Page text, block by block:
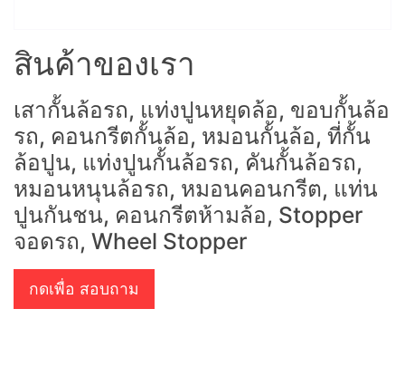
สินค้าของเรา
เสากั้นล้อรถ, แท่งปูนหยุดล้อ, ขอบกั้นล้อ
รถ, คอนกรีตกั้นล้อ, หมอนกั้นล้อ, ที่กั้น
ล้อปูน, แท่งปูนกั้นล้อรถ, คันกั้นล้อรถ,
หมอนหนุนล้อรถ, หมอนคอนกรีต, แท่น
ปูนกันชน, คอนกรีตห้ามล้อ, Stopper
จอดรถ, Wheel Stopper
กดเพื่อ สอบถาม